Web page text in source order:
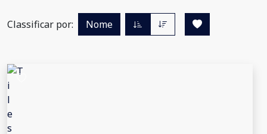
Classificar por: Nome